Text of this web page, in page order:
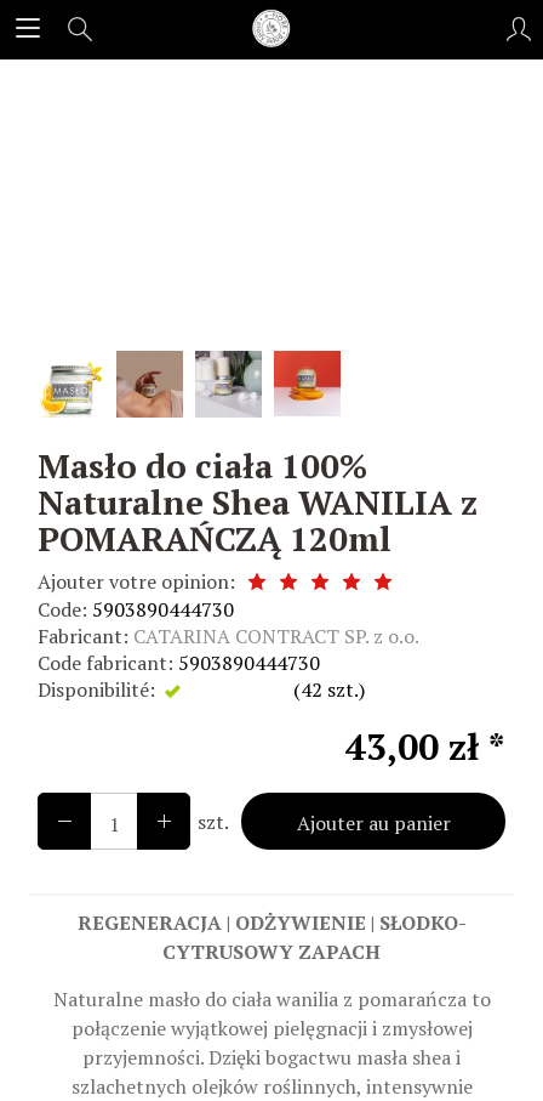
Masło do ciała 100%
Naturalne Shea WANILIA z
POMARAŃCZĄ 120ml
Ajouter votre opinion:
Code: 5903890444730
Fabricant: CATARINA CONTRACT SP. z o.o.
Code fabricant: 5903890444730
Disponibilité:
(42 szt.)
43,00 zł *
szt. Ajouter au panier
REGENERACJA | ODŻYWIENIE | SŁODKO-
CYTRUSOWY ZAPACH
Naturalne masło do ciała wanilia z pomarańcza to
połączenie wyjątkowej pielęgnacji i zmysłowej
przyjemności. Dzięki bogactwu masła shea i
szlachetnych olejków roślinnych, intensywnie